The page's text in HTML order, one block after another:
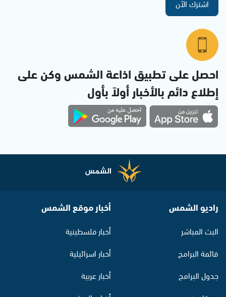
اشترك الآن
احصل على تطبيق اذاعة الشمس وكن على
إطلاع دائم بالأخبار أولاً بأول
راديو الشمس
البث المباشر
قائمة البرامج
جدول البرامج
أخبار موقع الشمس
أخبار فلسطينية
أخبار اسرائيلية
أخبار عربية